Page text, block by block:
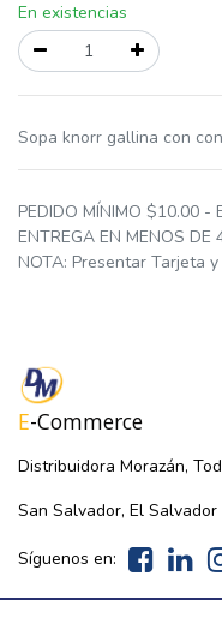
En existencias
Sopa knorr gallina con
PEDIDO MÍNIMO $10.00 -
ENTREGA EN MENOS DE
NOTA: Presentar Tarjeta
E-Commerce
Distribuidora Morazán,
San Salvador, El
Síguenos en: